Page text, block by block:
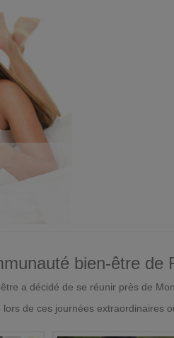
bien-être de
a décidé de se réunir près de
de ces journées extraordinaires